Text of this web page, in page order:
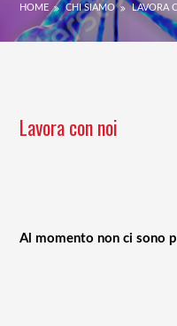
HOME CHI SIAMO LAVORA
Lavora con noi
Al momento non ci sono